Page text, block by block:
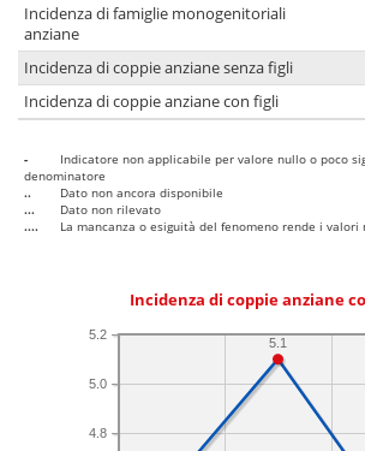
Incidenza di famiglie monogenitoriali
anziane
Incidenza di coppie anziane senza figli
Incidenza di coppie anziane con figli
-
Indicatore non applicabile per valore nullo o poco
denominatore
..
Dato non ancora disponibile
...
Dato non rilevato
....
La mancanza o esiguità del fenomeno rende i valori
Incidenza di coppie anziane
4.8
5.0
5.2
5.1